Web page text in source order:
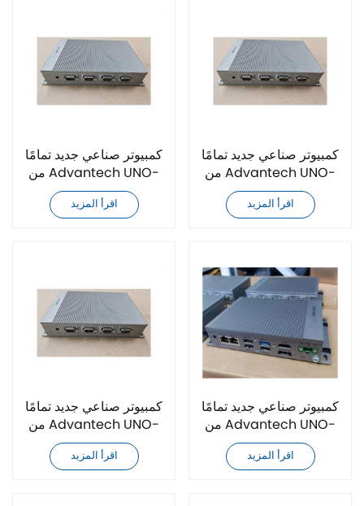
كمبيوتر صناعي جديد تمامًا
من Advantech UNO-
2484G-B531AE
اقرأ المزيد
كمبيوتر صناعي جديد تمامًا
من Advantech UNO-
2484G-B331AE
اقرأ المزيد
كمبيوتر صناعي جديد تمامًا
من Advantech UNO-
2484G-7732BE
اقرأ المزيد
كمبيوتر صناعي جديد تمامًا
من Advantech UNO-
2484G-7532BE
اقرأ المزيد